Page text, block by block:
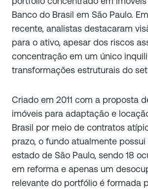
Banco do Brasil em São Paulo.
recente, analistas destacaram
para o ativo, apesar dos riscos
concentração em um único
transformações estruturais do
Criado em 2011 com a proposta
imóveis para adaptação e
Brasil por meio de contratos
prazo, o fundo atualmente possui
estado de São Paulo, sendo 18
em reforma e apenas um
relevante do portfólio é formada